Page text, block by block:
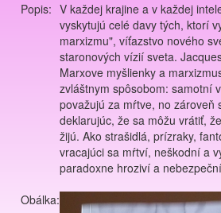
Popis: V každej krajine a v každej
vyskytujú celé davy tých, ktorí
marxizmu", víťazstvo nového
staronových vízií sveta.
Marxove myšlienky a
zvláštnym spôsobom: samotní
považujú za mŕtve, no zároveň
deklarujúc, že sa môžu vrátiť,
žijú. Ako strašidlá, prízraky,
vracajúci sa mŕtví, neškodní a
paradoxne hroziví a
Obálka: